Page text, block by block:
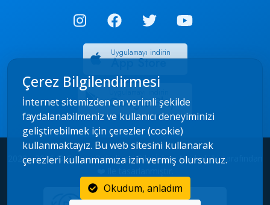
Uygulamayı indirin
App Store
Google Play
2022 - 2026 © Çorum Belediyesi Bilgi İşlem Müdürlüğü tarafından
Çerez Bilgilendirmesi
İnternet sitemizden en verimli şekilde
faydalanabilmeniz ve kullanıcı deneyiminizi
geliştirebilmek için çerezler (cookie)
kullanmaktayız. Bu web sitesini kullanarak
çerezleri kullanmamıza izin vermiş olursunuz.
Okudum, anladım